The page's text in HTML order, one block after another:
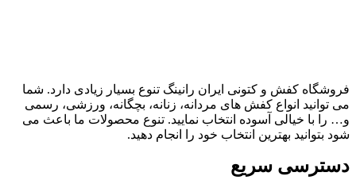
فروشگاه کفش و کتونی ایران رانینگ تنوع بسیار زیادی دارد. شما
می توانید انواع کفش های مردانه، زنانه، بچگانه، ورزشی، رسمی
و… را با خیالی آسوده انتخاب نمایید. تنوع محصولات ما باعث می
شود بتوانید بهترین انتخاب خود را انجام دهید.
دسترسی سریع